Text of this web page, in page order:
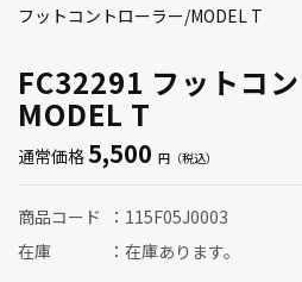
FC32291 フットコ
MODEL T
フットコントローラー/MODEL T
通常価格5,500
商品コード
115F05J0003
在庫
在庫あります。